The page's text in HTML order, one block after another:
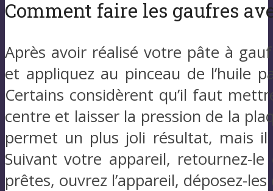
Comment faire les gaufres
Après avoir réalisé votre pâte à
et appliquez au pinceau de l’huile
Certains considèrent qu’il faut
centre et laisser la pression de la
permet un plus joli résultat, mais
Suivant votre appareil, retournez-
prêtes, ouvrez l’appareil, déposez-